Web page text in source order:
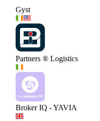
Gyst
Partners ® Logistics
Broker IQ - YAVIA